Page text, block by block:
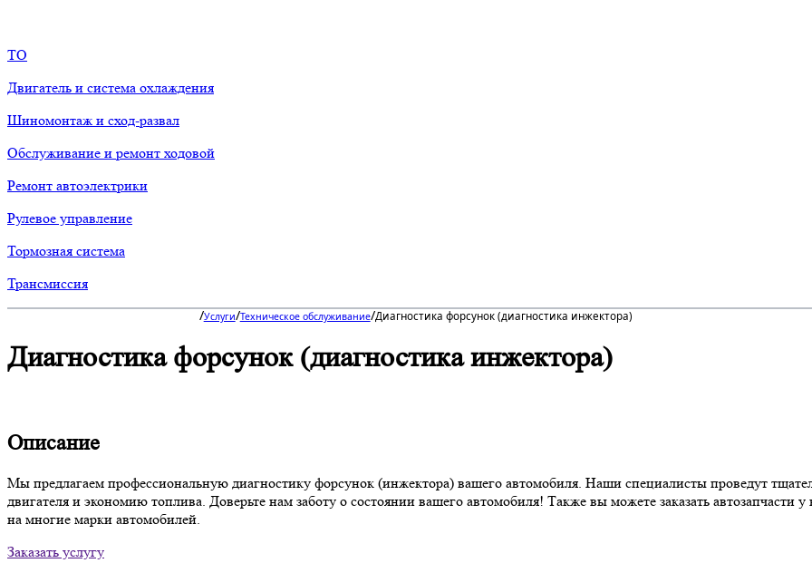
ТО
Двигатель и система охлаждения
Шиномонтаж и сход-развал
Обслуживание и ремонт ходовой
Ремонт автоэлектрики
Рулевое управление
Тормозная система
Трансмиссия
/Услуги/Техническое обслуживание/Диагностика форсунок (диагностика инжектора)
Диагностика форсунок (диагностика инжектора)
Описание
Мы предлагаем профессиональную диагностику форсунок (инжектора) вашего автомобиля. Наши специалисты проведут
двигателя и экономию топлива. Доверьте нам заботу о состоянии вашего автомобиля! Также вы можете заказать
на многие марки автомобилей.
Заказать услугу